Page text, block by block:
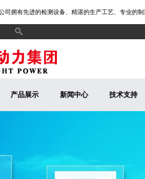
进的检测设备、精湛的生产工艺、专业的制造
产品展示 新闻中心 技术支持